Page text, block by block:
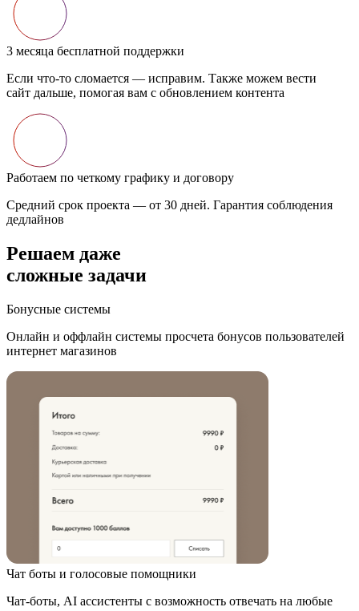
3 месяца бесплатной поддержки
Если что-то сломается — исправим. Также можем вести
сайт дальше, помогая вам с обновлением контента
Работаем по четкому графику и договору
Средний срок проекта — от 30 дней. Гарантия соблюдения
дедлайнов
Решаем даже
сложныезадачи
Бонусные системы
Онлайн и оффлайн системы просчета бонусов пользователей
интернет магазинов
Чат боты и голосовые помощники
Чат-боты, AI ассистенты с возможность отвечать на любые
вопросы, интерактивные формы с подсказками